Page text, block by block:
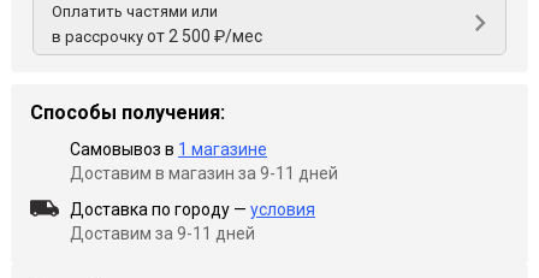
Оплатить частями или
в рассрочку от 2 500 ₽/мес
Способы получения:
Самовывоз в 1 магазине
Доставим в магазин за 9-11 дней
Доставка по городу — условия
Доставим за 9-11 дней